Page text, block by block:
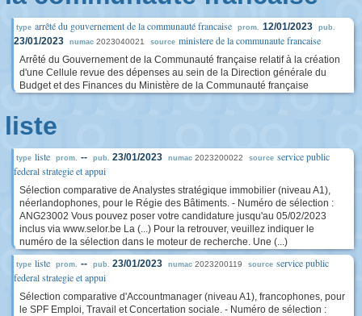
type arrêté du gouvernement de la communauté francaise prom. 12/01/2023 pub.
23/01/2023 numac 2023040021 source ministere de la communaute francaise
Arrêté du Gouvernement de la Communauté française relatif à la création
d'une Cellule revue des dépenses au sein de la Direction générale du
Budget et des Finances du Ministère de la Communauté française
liste
type liste prom. -- pub. 23/01/2023 numac 2023200022 source service public
federal strategie et appui
Sélection comparative de Analystes stratégique immobilier (niveau A1),
néerlandophones, pour le Régie des Bâtiments. - Numéro de sélection :
ANG23002 Vous pouvez poser votre candidature jusqu'au 05/02/2023
inclus via www.selor.be La (...) Pour la retrouver, veuillez indiquer le
numéro de la sélection dans le moteur de recherche. Une (...)
type liste prom. -- pub. 23/01/2023 numac 2023200119 source service public
federal strategie et appui
Sélection comparative d'Accountmanager (niveau A1), francophones, pour
le SPF Emploi, Travail et Concertation sociale. - Numéro de sélection :